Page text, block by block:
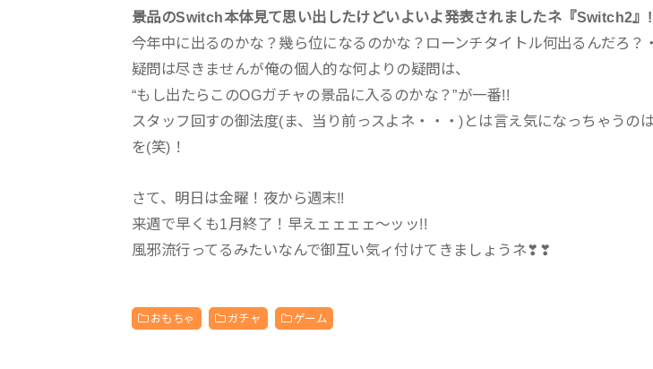
景品のSwitch本体見て思い出したけどいよいよ発表されましたネ『Switch2』
今年中に出るのかな？幾ら位になるのかな？ローンチタイトル何出るんだろ？
疑問は尽きませんが俺の個人的な何よりの疑問は、
“もし出たらこのOGガチャの景品に入るのかな？”が一番!!
スタッフ回すの御法度(ま、当り前っスよネ・・・)とは言え気になっちゃうの
を(笑)！
さて、明日は金曜！夜から週末!!
来週で早くも1月終了！早えェェェェ～ッッ!!
風邪流行ってるみたいなんで御互い気ィ付けてきましょうネ❣❣
おもちゃ ガチャ ゲーム